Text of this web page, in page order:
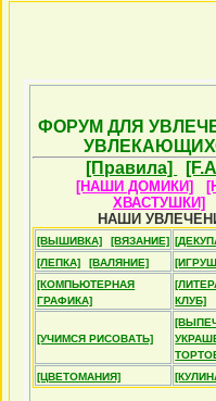
ФОРУМ ДЛЯ
[Правила]
[НАШИ ДОМИКИ]
ХВАСТУШКИ]
НАШИ
[ВЫШИВКА] [ВЯЗАНИЕ]
[ЛЕПКА]
[ВАЛЯНИЕ]
[КОМПЬЮТЕРНАЯ
ГРАФИКА]
КЛУБ]
[УЧИМСЯ РИСОВАТЬ]
[ЦВЕТОМАНИЯ]